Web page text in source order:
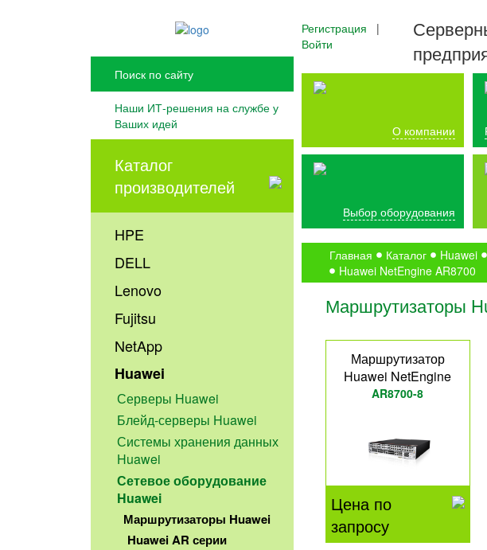
Наши ИТ-решения на службе у
Ваших идей
Каталог
производителей
HPE
DELL
Lenovo
Fujitsu
NetApp
Huawei
Серверы Huawei
Блейд-серверы Huawei
Системы хранения данных
Huawei
Сетевое оборудование
Huawei
Маршрутизаторы Huawei
Huawei AR серии
Регистрация |
Войти
О компании
Выбор оборудования
Главная Каталог Huawei
Huawei NetEngine AR8700
Маршрутизаторы
Маршрутизатор
Huawei NetEngine
AR8700-8
Цена по
запросу